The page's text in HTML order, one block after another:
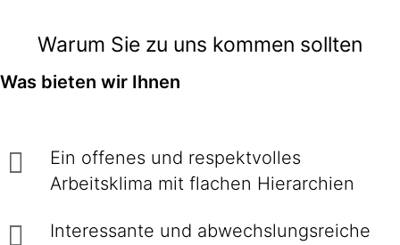
Warum Sie zu uns kommen sollten
Was bieten wir Ihnen
Ein offenes und respektvolles
Arbeitsklima mit flachen Hierarchien
Interessante und abwechslungsreiche